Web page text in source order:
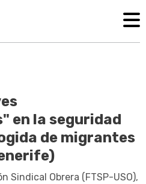
en la seguridad
de migrantes
Sindical Obrera (FTSP-USO),